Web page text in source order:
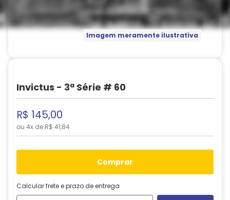
Imagem meramente ilustrativa
Invictus - 3ª Série # 60
R$ 145,00
ou 4x de R$ 41,84
comprar
Calcular frete e prazo de entrega